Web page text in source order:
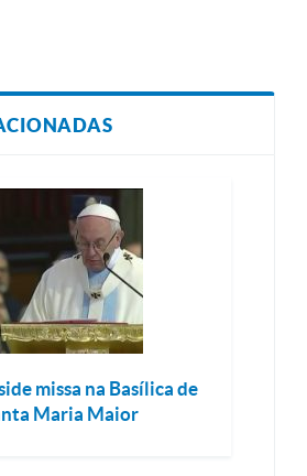
missa na Basílica de
Maria Maior